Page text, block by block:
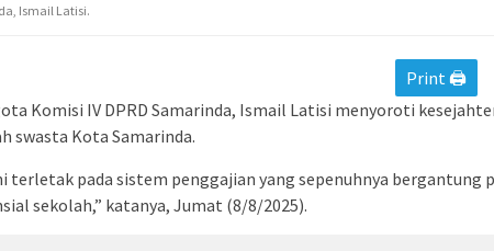
Ismail Latisi.
Print 🖨
Komisi IV DPRD Samarinda, Ismail Latisi menyoroti
swasta Kota Samarinda.
terletak pada sistem penggajian yang sepenuhnya bergantung
sekolah,” katanya, Jumat (8/8/2025).